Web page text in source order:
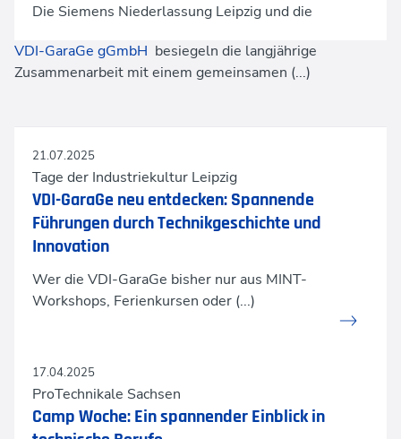
Die Siemens Niederlassung Leipzig und die
VDI-GaraGe gGmbH besiegeln die langjährige
Zusammenarbeit mit einem gemeinsamen (...)
21.07.2025
Tage der Industriekultur Leipzig
VDI-GaraGe neu entdecken: Spannende
Führungen durch Technikgeschichte und
Innovation
Wer die VDI-GaraGe bisher nur aus MINT-
Workshops, Ferienkursen oder (...)
17.04.2025
ProTechnikale Sachsen
Camp Woche: Ein spannender Einblick in